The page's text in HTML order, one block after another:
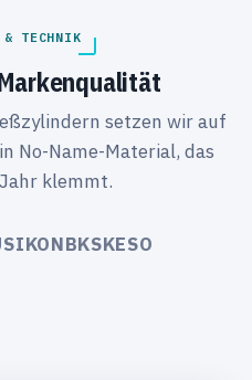
& TECHNIK
setzen wir auf
No-Name-Material, das
klemmt.
IKONBKSKESO